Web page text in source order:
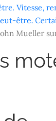
Vitesse,
être.
Mueller